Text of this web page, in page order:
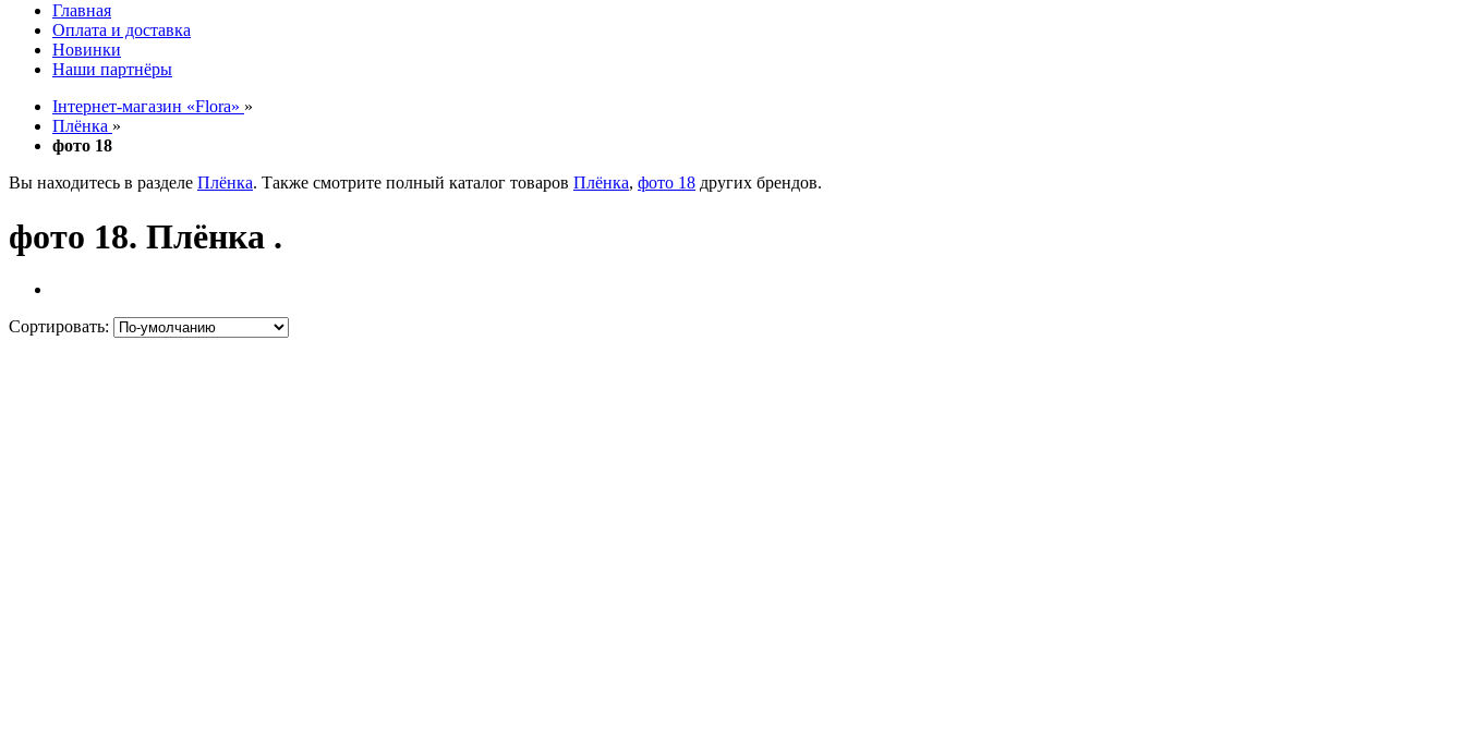
Главная
Оплата и доставка
Новинки
Наши партнёры
Інтернет-магазин «Flora» »
Плёнка »
фото 18
Вы находитесь в разделе Плёнка. Также смотрите полный каталог товаров Плёнка, фото 18 других брендов.
фото 18. Плёнка .
Сортировать: